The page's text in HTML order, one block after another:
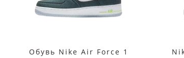
Обувь Nike Air Force 1